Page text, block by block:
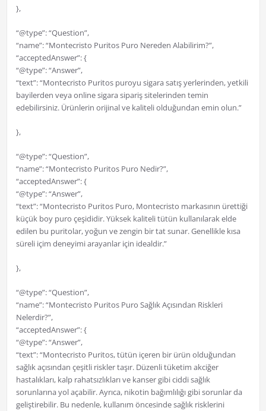
},
“@type”: “Question”,
“name”: “Montecristo Puritos Puro Nereden Alabilirim?”,
“acceptedAnswer”: {
“@type”: “Answer”,
“text”: “Montecristo Puritos puroyu sigara satış yerlerinden, yetkili
bayilerden veya online sigara sipariş sitelerinden temin
edebilirsiniz. Ürünlerin orijinal ve kaliteli olduğundan emin olun.”
},
“@type”: “Question”,
“name”: “Montecristo Puritos Puro Nedir?”,
“acceptedAnswer”: {
“@type”: “Answer”,
“text”: “Montecristo Puritos Puro, Montecristo markasının ürettiği
küçük boy puro çeşididir. Yüksek kaliteli tütün kullanılarak elde
edilen bu puritolar, yoğun ve zengin bir tat sunar. Genellikle kısa
süreli içim deneyimi arayanlar için idealdir.”
},
“@type”: “Question”,
“name”: “Montecristo Puritos Puro Sağlık Açısından Riskleri
Nelerdir?”,
“acceptedAnswer”: {
“@type”: “Answer”,
“text”: “Montecristo Puritos, tütün içeren bir ürün olduğundan
sağlık açısından çeşitli riskler taşır. Düzenli tüketim akciğer
hastalıkları, kalp rahatsızlıkları ve kanser gibi ciddi sağlık
sorunlarına yol açabilir. Ayrıca, nikotin bağımlılığı gibi sorunlar da
geliştirebilir. Bu nedenle, kullanım öncesinde sağlık risklerini